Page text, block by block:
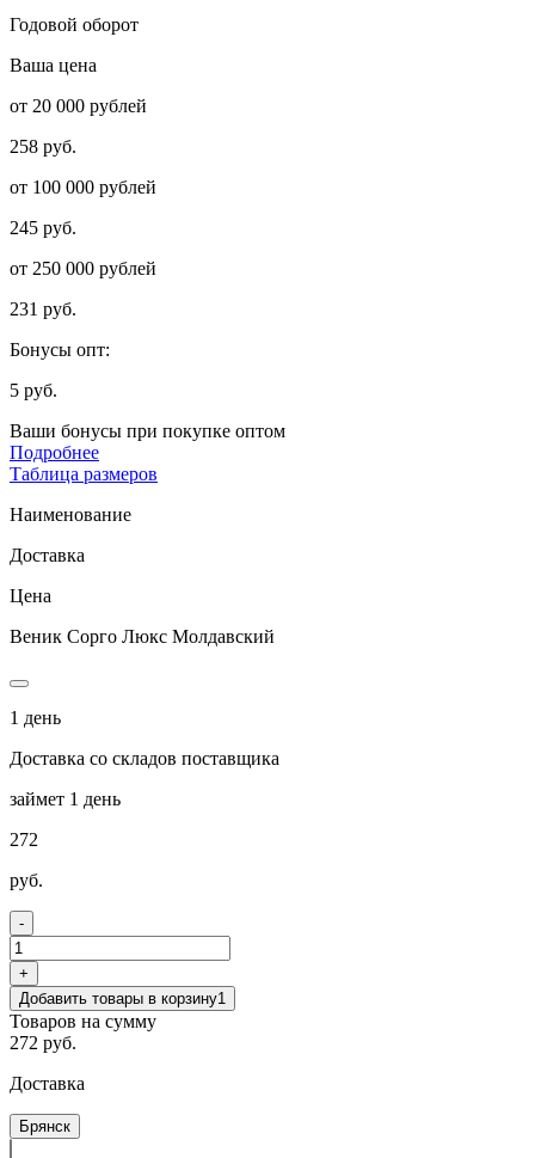
Годовой оборот
Ваша цена
от 20 000 рублей
258 руб.
от 100 000 рублей
245 руб.
от 250 000 рублей
231 руб.
Бонусы опт:
5 руб.
Ваши бонусы при покупке оптом
Подробнее
Таблица размеров
Наименование
Доставка
Цена
Веник Сорго Люкс Молдавский
1 день
Доставка со складов поставщика
займет 1 день
272
руб.
-
+
Добавить товары в корзину1
Товаров на сумму
272 руб.
Доставка
Брянск